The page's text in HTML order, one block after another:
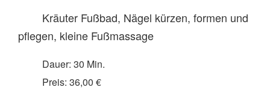
Kräuter Fußbad, Nägel kürzen, formen und
pflegen, kleine Fußmassage
Dauer: 30 Min.
Preis: 36,00 €